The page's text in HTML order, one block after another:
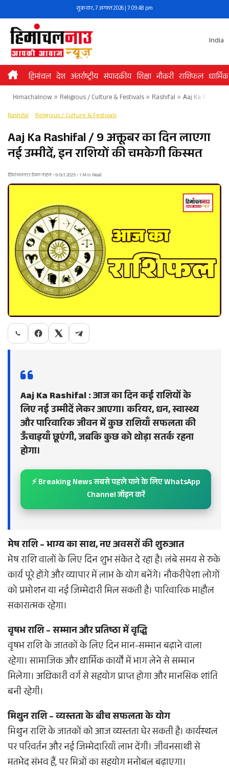
to
content
शुक्रवार, 7 अगस्त 2026 | 7:09:48 pm
India
हिमांचल देश अंतर्राष्ट्रीय संपादकीय शिक्षा नौकरी राशिफल धार्मिक
Himachalnow» Religious / Culture & Festivals» Rashifal » Aaj Ka Rashifal
Rashifal Religious / Culture & Festivals
Aaj Ka Rashifal / 9 अक्तूबर का दिन लाएगा
नई उम्मीदें, इन राशियों की चमकेगी किस्मत
हिमांचलनाउ डेस्क नाहन • 9 Oct 2025 • 1 Min Read
Aaj Ka Rashifal :आज का दिन कई राशियों के
लिए नई उम्मीदें लेकर आएगा। करियर, धन, स्वास्थ्य
और पारिवारिक जीवन में कुछ राशियाँ सफलता की
ऊँचाइयाँ छूएंगी, जबकि कुछ को थोड़ा सतर्क रहना
होगा।
⚡ Breaking News सबसे पहले पाने के लिए WhatsApp
Channel जॉइन करें
मेष राशि – भाग्य का साथ, नए अवसरों की शुरुआत
मेष राशि वालों के लिए दिन शुभ संकेत दे रहा है। लंबे समय से रुके
कार्य पूरे होंगे और व्यापार में लाभ के योग बनेंगे। नौकरीपेशा लोगों
को प्रमोशन या नई जिम्मेदारी मिल सकती है। पारिवारिक माहौल
सकारात्मक रहेगा।
वृषभ राशि – सम्मान और प्रतिष्ठा में वृद्धि
वृषभ राशि के जातकों के लिए दिन मान-सम्मान बढ़ाने वाला
रहेगा। सामाजिक और धार्मिक कार्यों में भाग लेने से सम्मान
मिलेगा। अधिकारी वर्ग से सहयोग प्राप्त होगा और मानसिक शांति
बनी रहेगी।
मिथुन राशि – व्यस्तता के बीच सफलता के योग
मिथुन राशि के जातकों को आज व्यस्तता घेर सकती है। कार्यस्थल
पर परिवर्तन और नई जिम्मेदारियाँ लाभ देंगी। जीवनसाथी से
मतभेद संभव हैं, पर मित्रों का सहयोग मनोबल बढ़ाएगा।